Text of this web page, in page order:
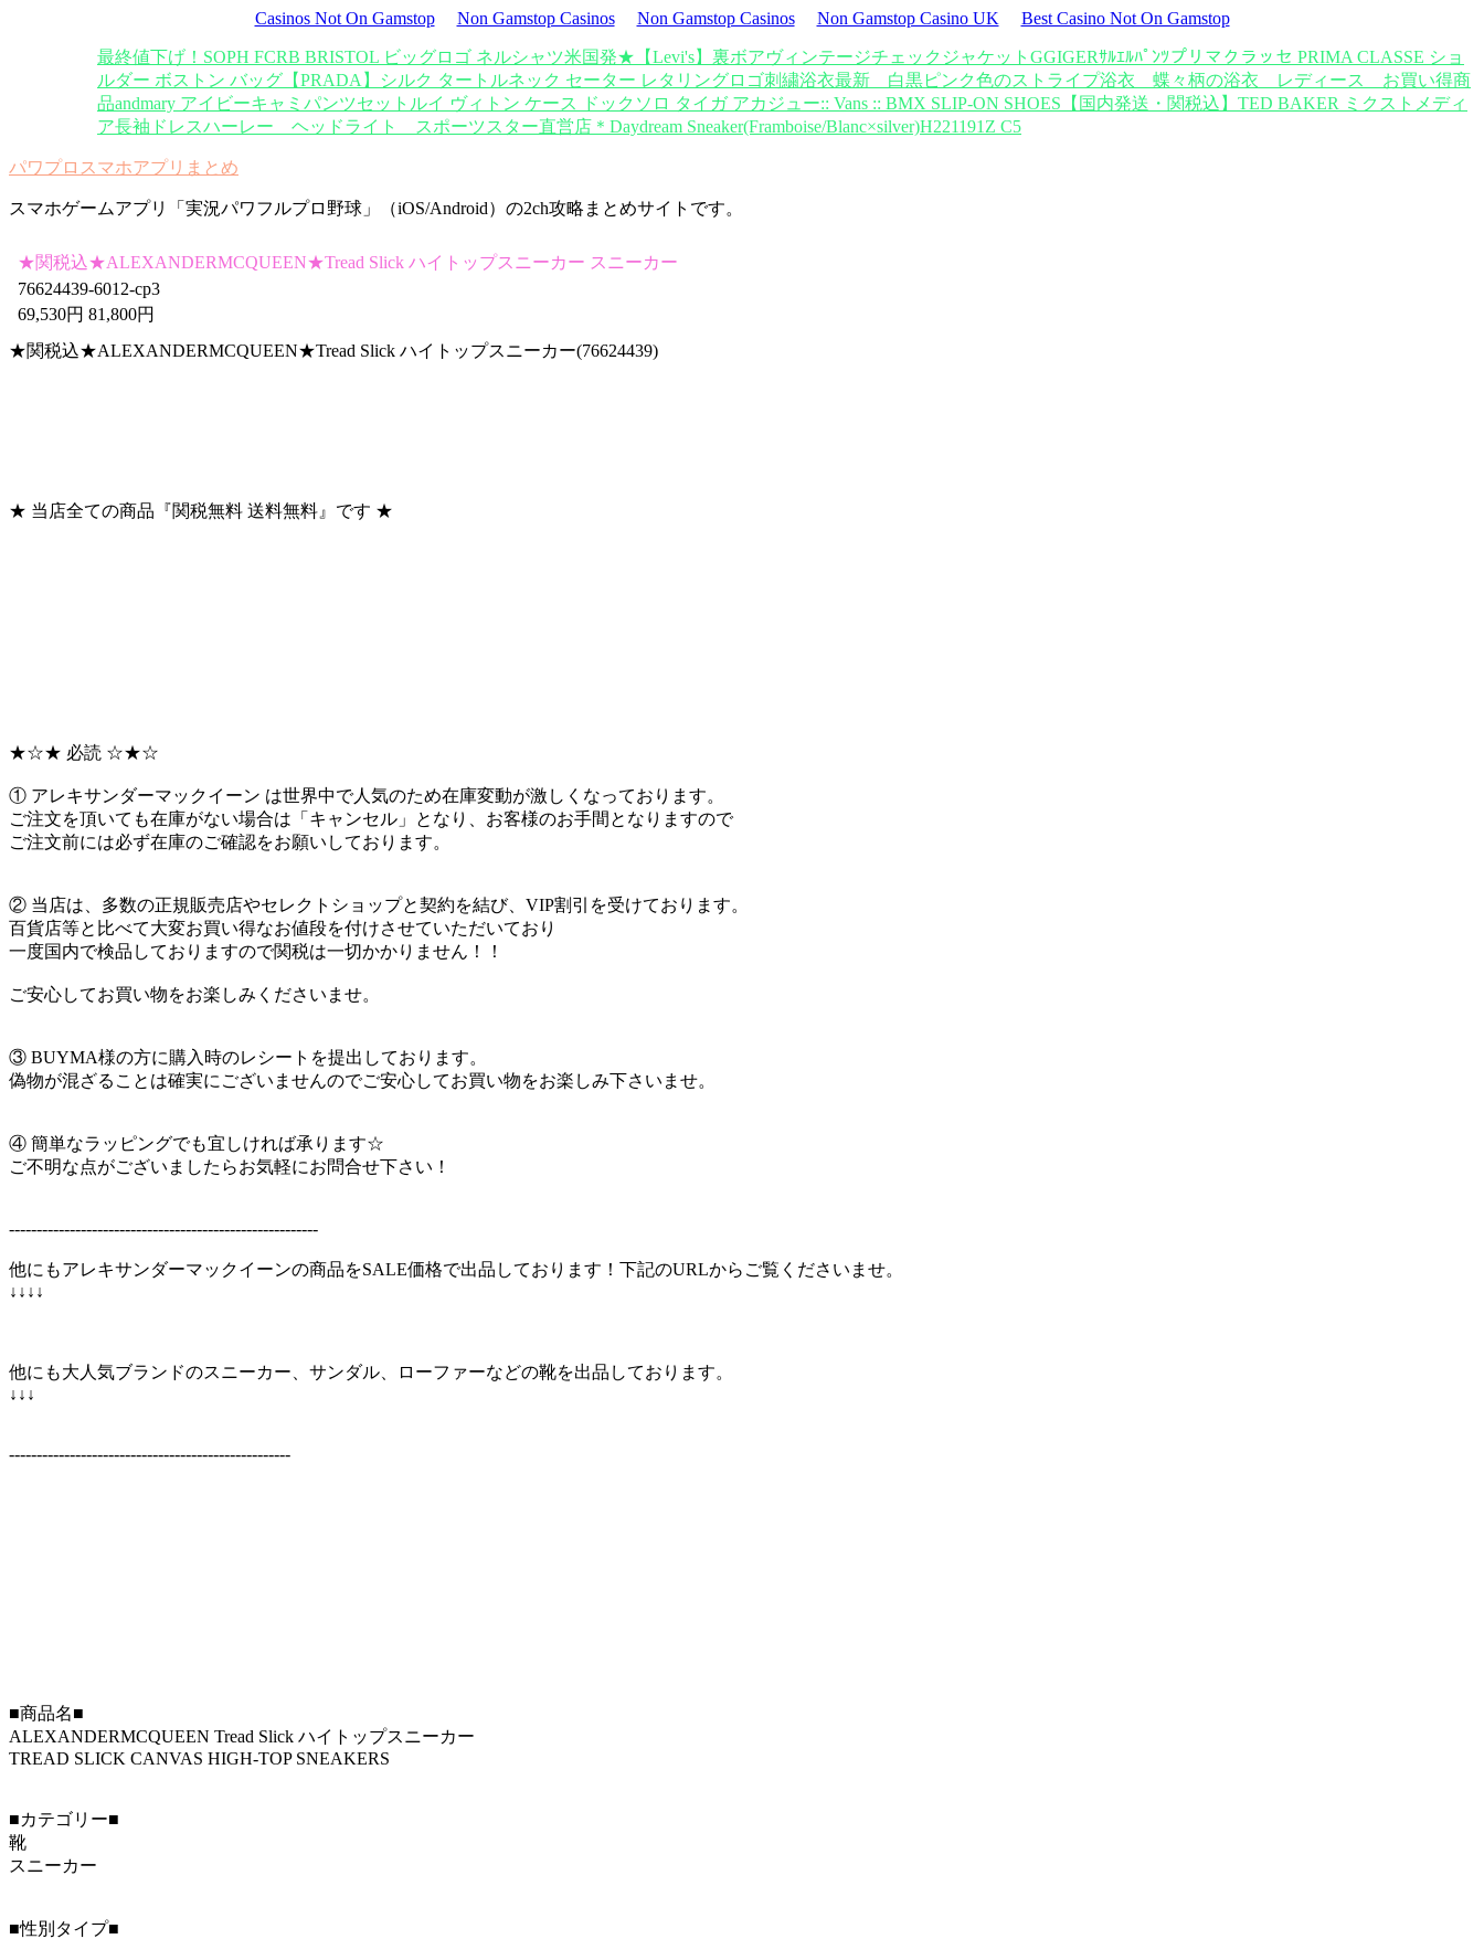
Casinos Not On Gamstop Non Gamstop Casinos Non Gamstop Casinos Non Gamstop Casino UK Best Casino Not On Gamstop
最終値下げ！SOPH FCRB BRISTOL ビッグロゴ ネルシャツ米国発★【Levi's】裏ボアヴィンテージチェックジャケット GGIGERｻﾙｴﾙﾊﾟﾝﾂプリマクラッセ PRIMA CLASSE ショ
ルダー ボストン バッグ 【PRADA】シルク タートルネック セーター レタリングロゴ刺繍浴衣最新 白黒ピンク色のストライプ浴衣 蝶々柄の浴衣 レディース お買い得商
品andmary アイビーキャミパンツセット ルイ ヴィトン ケース ドックソロ タイガ アカジュー:: Vans :: BMX SLIP-ON SHOES 【国内発送・関税込】TED BAKER ミクストメディ
ア長袖ドレスハーレー ヘッドライト スポーツスター直営店＊Daydream Sneaker(Framboise/Blanc×silver)H221191Z C5
パワプロスマホアプリまとめ
スマホゲームアプリ「実況パワフルプロ野球」（iOS/Android）の2ch攻略まとめサイトです。
★関税込★ALEXANDERMCQUEEN★Tread Slick ハイトップスニーカー スニーカー
76624439-6012-cp3
69,530円 81,800円
★関税込★ALEXANDERMCQUEEN★Tread Slick ハイトップスニーカー(76624439)
★ 当店全ての商品『関税無料 送料無料』です ★
★☆★ 必読 ☆★☆
① アレキサンダーマックイーン は世界中で人気のため在庫変動が激しくなっております。
ご注文を頂いても在庫がない場合は「キャンセル」となり、お客様のお手間となりますので
ご注文前には必ず在庫のご確認をお願いしております。
② 当店は、多数の正規販売店やセレクトショップと契約を結び、VIP割引を受けております。
百貨店等と比べて大変お買い得なお値段を付けさせていただいており
一度国内で検品しておりますので関税は一切かかりません！！
ご安心してお買い物をお楽しみくださいませ。
③ BUYMA様の方に購入時のレシートを提出しております。
偽物が混ざることは確実にございませんのでご安心してお買い物をお楽しみ下さいませ。
④ 簡単なラッピングでも宜しければ承ります☆
ご不明な点がございましたらお気軽にお問合せ下さい！
--------------------------------------------------------
他にもアレキサンダーマックイーンの商品をSALE価格で出品しております！下記のURLからご覧くださいませ。
↓↓↓↓
他にも大人気ブランドのスニーカー、サンダル、ローファーなどの靴を出品しております。
↓↓↓
---------------------------------------------------
■商品名■
ALEXANDERMCQUEEN Tread Slick ハイトップスニーカー
TREAD SLICK CANVAS HIGH-TOP SNEAKERS
■カテゴリー■
靴
スニーカー
■性別タイプ■